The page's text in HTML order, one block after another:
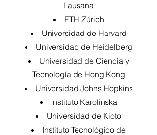
Lausana
ETH Zúrich
Universidad de Harvard
Universidad de Heidelberg
Universidad de Ciencia y
Tecnología de Hong Kong
Universidad Johns Hopkins
Instituto Karolinska
Universidad de Kioto
Instituto Tecnológico de